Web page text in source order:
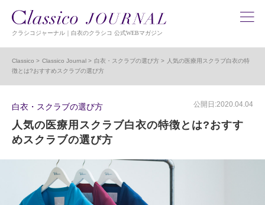
クラシコジャーナル｜白衣のクラシコ 公式WEBマガジン
Classico Classico Journal 白衣・スクラブの選び方
人気の医療用スクラブ白衣の特
徴とは?おすすめスクラブの選び方
白衣・スクラブの選び方 公開日:2020.04.04
人気の医療用スクラブ白衣の特徴とは?おすす
めスクラブの選び方